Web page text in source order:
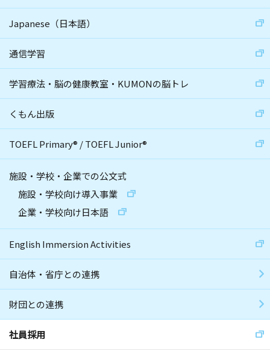
Japanese（日本語）
通信学習
学習療法・脳の健康教室・KUMONの脳トレ
くもん出版
TOEFL Primary® /TOEFL Junior®
施設・学校・企業での公文式
施設・学校向け導入事業
企業・学校向け日本語
English Immersion Activities
自治体・省庁との連携
財団との連携
社員採用